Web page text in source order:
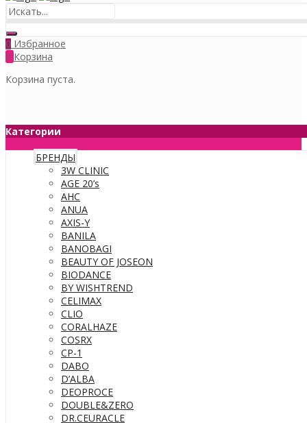
0 Избранное
0 Корзина
Корзина пуста.
Категории
БРЕНДЫ
3W CLINIC
AGE 20’s
AHC
ANUA
AXIS-Y
BANILA
BANOBAGI
BEAUTY OF JOSEON
BIODANCE
BY WISHTREND
CELIMAX
CLIO
CORALHAZE
COSRX
CP-1
DABO
D’ALBA
DEOPROCE
DOUBLE&ZERO
DR.CEURACLE